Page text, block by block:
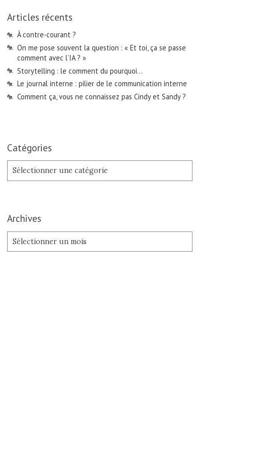
Articles récents
À contre-courant ?
On me pose souvent la question : « Et toi, ça se passe
comment avec l’IA ? »
Storytelling : le comment du pourquoi…
Le journal interne : pilier de le communication interne
Comment ça, vous ne connaissez pas Cindy et Sandy ?
Catégories
Catégories
Archives
Archives